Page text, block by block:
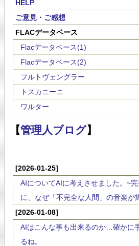
HELP
ご意見・ご感想
FLACデータベース
Flacデータベース(1)
Flacデータベース(2)
フルトヴェングラー
トスカニーニ
ワルター
【管理人ブログ】
[2026-01-25]
AIについてAIに考えさせました。~
に、なぜ「不完全な人間」の音楽が
[2026-01-08]
AIはこんな事も出来るのか…確かに
るね。